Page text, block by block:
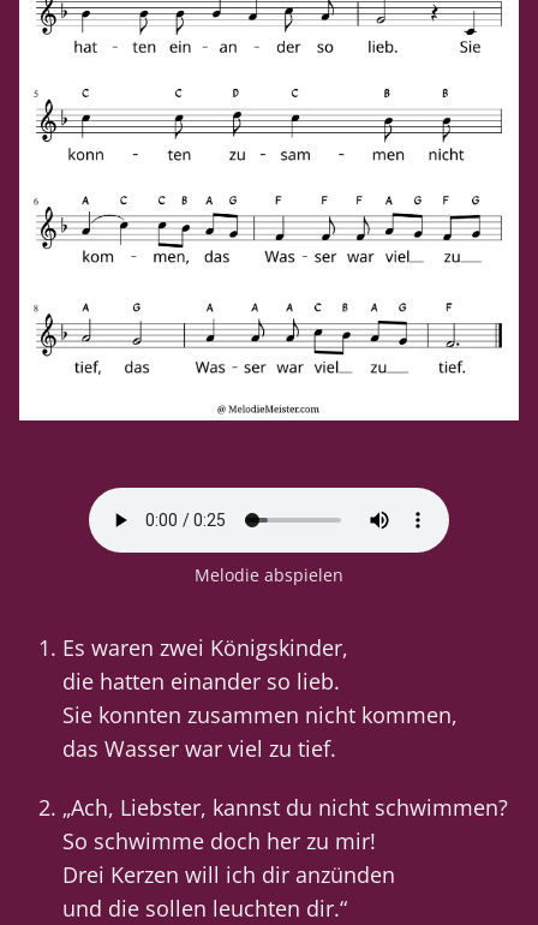
Melodie abspielen
Es waren zwei Königskinder,
die hatten einander so lieb.
Sie konnten zusammen nicht kommen,
das Wasser war viel zu tief.
„Ach, Liebster, kannst du nicht schwimmen?
So schwimme doch her zu mir!
Drei Kerzen will ich dir anzünden
und die sollen leuchten dir.“